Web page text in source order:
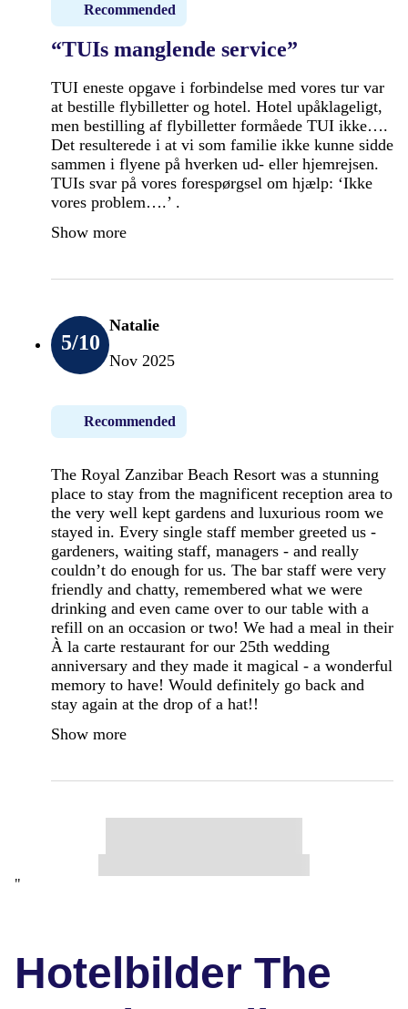
Recommended
“TUIs manglende service”
TUI eneste opgave i forbindelse med vores tur var
at bestille flybilletter og hotel. Hotel upåklageligt,
men bestilling af flybilletter formåede TUI ikke….
Det resulterede i at vi som familie ikke kunne sidde
sammen i flyene på hverken ud- eller hjemrejsen.
TUIs svar på vores forespørgsel om hjælp: ‘Ikke
vores problem….’ .
Show more
5/10
Natalie
Nov 2025
Recommended
The Royal Zanzibar Beach Resort was a stunning
place to stay from the magnificent reception area to
the very well kept gardens and luxurious room we
stayed in. Every single staff member greeted us -
gardeners, waiting staff, managers - and really
couldn’t do enough for us. The bar staff were very
friendly and chatty, remembered what we were
drinking and even came over to our table with a
refill on an occasion or two! We had a meal in their
À la carte restaurant for our 25th wedding
anniversary and they made it magical - a wonderful
memory to have! Would definitely go back and
stay again at the drop of a hat!!
Show more
"
Hotelbilder The